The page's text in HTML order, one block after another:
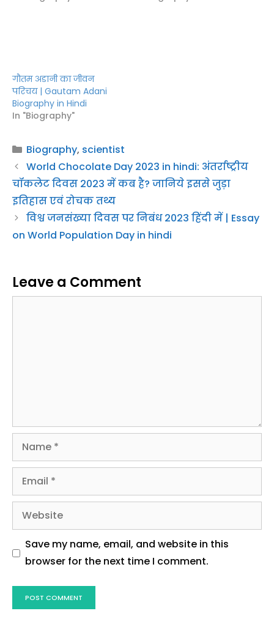
Biography in Hindi
In "Biography"
Categories
Biography
चॉकलेट दिवस 2023 में कब है? जानिये इससे जुड़ा
इतिहास एवं रोचक तथ्य
विश्व जनसंख्या दिवस पर निबंध 2023 हिंदी में | Essay
on World Population Day in hindi
Comment
Email
Website
Save my name, email, and website in this